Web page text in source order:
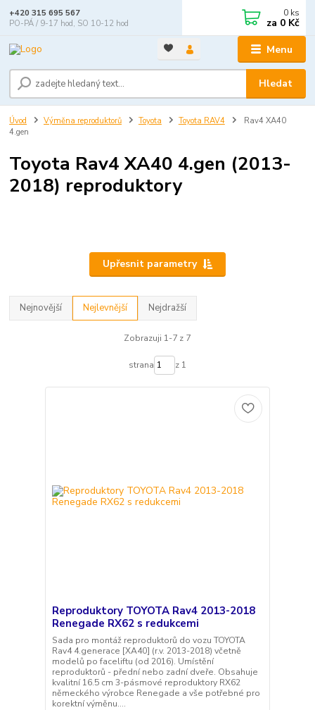
Menu
Hledat
+420 315 695 567
PO-PÁ / 9-17 hod, SO 10-12 hod
0 ks
za 0 Kč
Úvod Výměna reproduktorů Toyota Toyota RAV4
Rav4 XA40
4.gen
Toyota Rav4 XA40 4.gen (2013-
2018) reproduktory
Upřesnit parametry
Nejnovější Nejlevnější Nejdražší
Zobrazuji 1-7 z 7
strana z 1
Reproduktory TOYOTA Rav4 2013-2018
Renegade RX62 s redukcemi
Sada pro montáž reproduktorů do vozu TOYOTA
Rav4 4.generace [XA40] (r.v. 2013-2018) včetně
modelů po faceliftu (od 2016). Umístění
reproduktorů - přední nebo zadní dveře. Obsahuje
kvalitní 16.5 cm 3-pásmové reproduktory RX62
německého výrobce Renegade a vše potřebné pro
korektní výměnu....